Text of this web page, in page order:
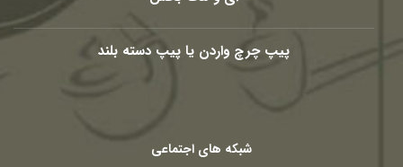
پیپ چرچ واردن یا پیپ دسته بلند
شبکه های اجتماعی